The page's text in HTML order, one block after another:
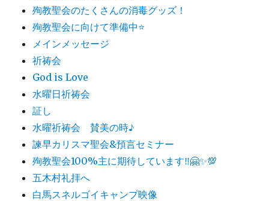
殉教聖会のたくさんの消毒グッズ！
殉教聖会に向けて準備中⭐️
メインメッセージ
祈祷会
God is Love
水曜日祈祷会
証し
水曜祈祷会 賛美の時♪
諫早カリスマ聖会&預言セミナー
殉教聖会100%主に期待しています‼️🤗✨💯
五木村礼拝へ
白馬スネルゴイキャンプ映像